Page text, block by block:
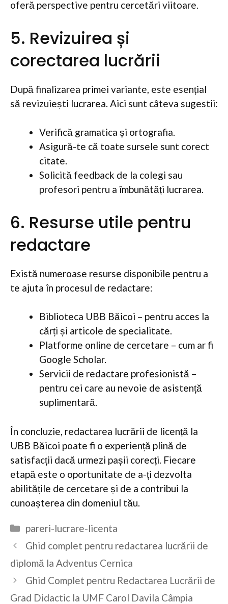
oferă perspective pentru cercetări viitoare.
5. Revizuirea și
corectarea lucrării
După finalizarea primei variante, este esențial
să revizuiești lucrarea. Aici sunt câteva sugestii:
Verifică gramatica și ortografia.
Asigură-te că toate sursele sunt corect
citate.
Solicită feedback de la colegi sau
profesori pentru a îmbunătăți lucrarea.
6. Resurse utile pentru
redactare
Există numeroase resurse disponibile pentru a
te ajuta în procesul de redactare:
Biblioteca UBB Băicoi – pentru acces la
cărți și articole de specialitate.
Platforme online de cercetare – cum ar fi
Google Scholar.
Servicii de redactare profesionistă –
pentru cei care au nevoie de asistență
suplimentară.
În concluzie, redactarea lucrării de licență la
UBB Băicoi poate fi o experiență plină de
satisfacții dacă urmezi pașii corecți. Fiecare
etapă este o oportunitate de a-ți dezvolta
abilitățile de cercetare și de a contribui la
cunoașterea din domeniul tău.
Categorii
pareri-lucrare-licenta
Ghid complet pentru redactarea lucrării de
diplomă la Adventus Cernica
Ghid Complet pentru Redactarea Lucrării de
Grad Didactic la UMF Carol Davila Câmpia